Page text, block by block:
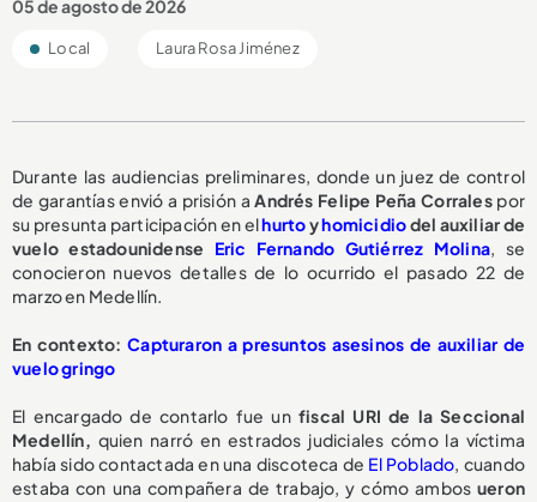
05 de agosto de 2026
Local Laura Rosa Jiménez
Durante las audiencias preliminares, donde un juez de control
de garantías envió a prisión aAndrés Felipe Peña Corralespor
su presunta participación en elhurtoyhomicidiodel auxiliar de
vuelo estadounidense Eric Fernando Gutiérrez Molina, se
conocieron nuevos detalles de lo ocurrido el pasado 22 de
marzo en Medellín.
En contexto: Capturaron a presuntos asesinos de auxiliar de
vuelo gringo
El encargado de contarlo fue unfiscal URI de la Seccional
Medellín, quien narró en estrados judiciales cómo la víctima
había sido contactada en una discoteca de El Poblado, cuando
estaba con una compañera de trabajo, y cómo ambos ueron